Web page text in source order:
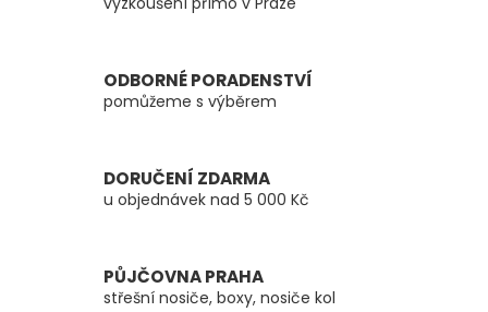
ODBORNÉ PORADENSTVÍ
pomůžeme s výběrem
DORUČENÍ ZDARMA
u objednávek nad 5 000 Kč
PŮJČOVNA PRAHA
střešní nosiče, boxy, nosiče kol